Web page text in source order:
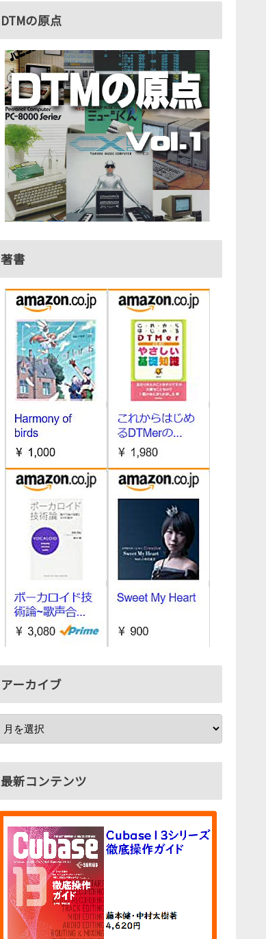
DTMの原点
著書
アーカイブ
最新コンテンツ